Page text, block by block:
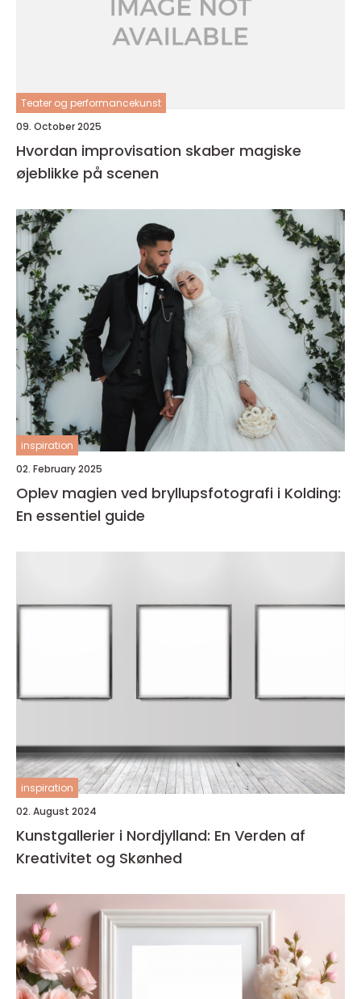
Teater og performancekunst
09. October 2025
Hvordan improvisation skaber magiske
øjeblikke på scenen
inspiration
02. February 2025
Oplev magien ved bryllupsfotografi i Kolding:
En essentiel guide
inspiration
02. August 2024
Kunstgallerier i Nordjylland: En Verden af
Kreativitet og Skønhed